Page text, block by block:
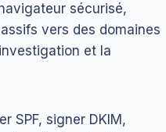
sécurisé,
vers des domaines
et la
SPF, signer DKIM,